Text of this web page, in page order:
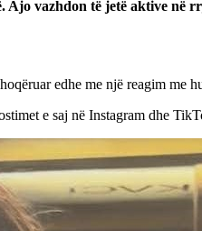
vazhdon të jetë aktive në
edhe me një reagim me
e saj në Instagram dhe